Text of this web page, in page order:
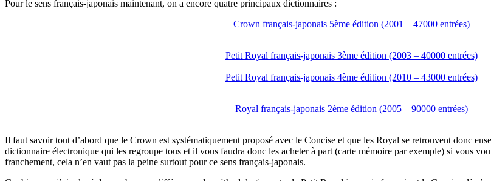
Pour le sens français-japonais maintenant, on a encore quatre principaux dictionnaires :
Crown français-japonais 5ème édition (2001 – 47000 entrées)
Petit Royal français-japonais 3ème édition (2003 – 40000 entrées)
Petit Royal français-japonais 4ème édition (2010 – 43000 entrées)
Royal français-japonais 2ème édition (2005 – 90000 entrées)
Il faut savoir tout d’abord que le Crown est systématiquement proposé avec le Concise et que les Royal se retrouvent donc
dictionnaire électronique qui les regroupe tous et il vous faudra donc les acheter à part (carte mémoire par exemple) si vous
franchement, cela n’en vaut pas la peine surtout pour ce sens français-japonais.